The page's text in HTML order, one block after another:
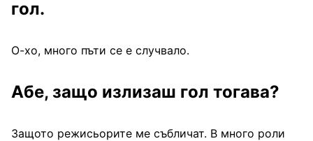
гол.
О-хо, много пъти се е случвало.
Абе, защо излизаш гол тогава?
Защото режисьорите ме събличат. В много роли